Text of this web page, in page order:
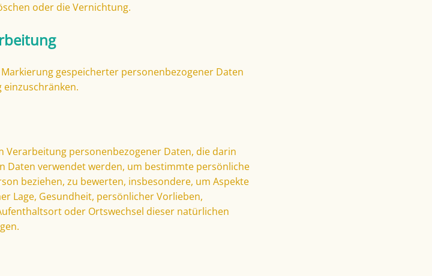
oder die Vernichtung.
gespeicherter personenbezogener Daten
personenbezogener Daten, die darin
Daten verwendet werden, um bestimmte persönliche
beziehen, zu bewerten, insbesondere, um Aspekte
Lage, Gesundheit, persönlicher Vorlieben,
oder Ortswechsel dieser natürlichen